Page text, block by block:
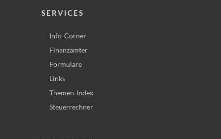
SERVICES
Info-Corner
Finanzämter
Formulare
Links
Themen-Index
Steuerrechner